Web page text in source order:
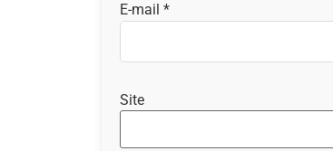
E-mail *
Site